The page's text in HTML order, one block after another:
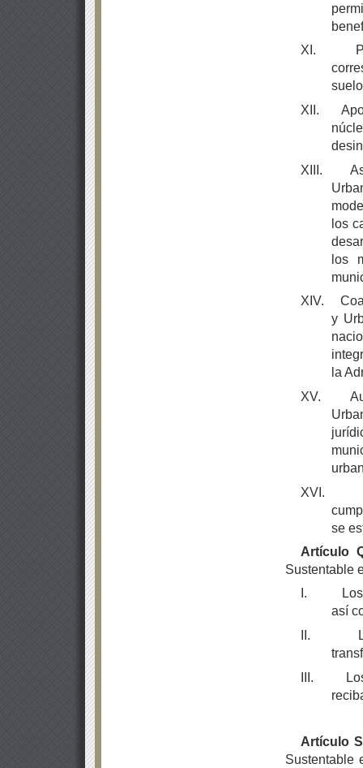
XI.
XII.
XIII.
los
los
XIV.
y
la
XV.
XVI.
se
Artículo
Sustentable
I.
así
II.
III.
Artículo
Sustentable